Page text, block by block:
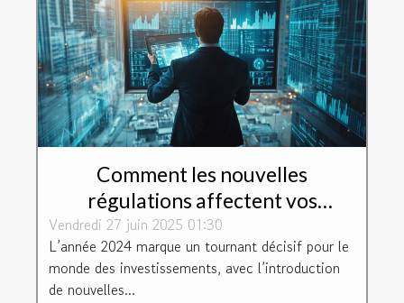
Comment les nouvelles
régulations affectent vos
investissements en 2024 ?
Vendredi 27 juin 2025 01:30
L’année 2024 marque un tournant décisif pour le
monde des investissements, avec l’introduction
de nouvelles...